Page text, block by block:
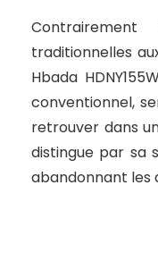
traditionnelles
Hbada
conventionnel,
retrouver dans
distingue par sa
abandonnant les